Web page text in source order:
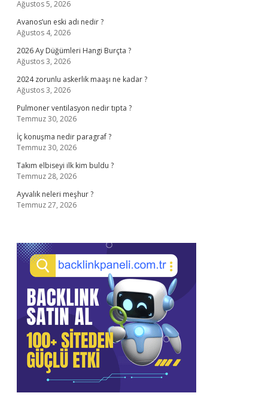
Ağustos 5, 2026
Avanos’un eski adı nedir ?
Ağustos 4, 2026
2026 Ay Düğümleri Hangi Burçta ?
Ağustos 3, 2026
2024 zorunlu askerlik maaşı ne kadar ?
Ağustos 3, 2026
Pulmoner ventilasyon nedir tıpta ?
Temmuz 30, 2026
İç konuşma nedir paragraf ?
Temmuz 30, 2026
Takım elbiseyi ilk kim buldu ?
Temmuz 28, 2026
Ayvalık neleri meşhur ?
Temmuz 27, 2026